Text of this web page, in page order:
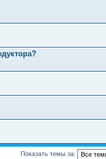
Показать темы за: